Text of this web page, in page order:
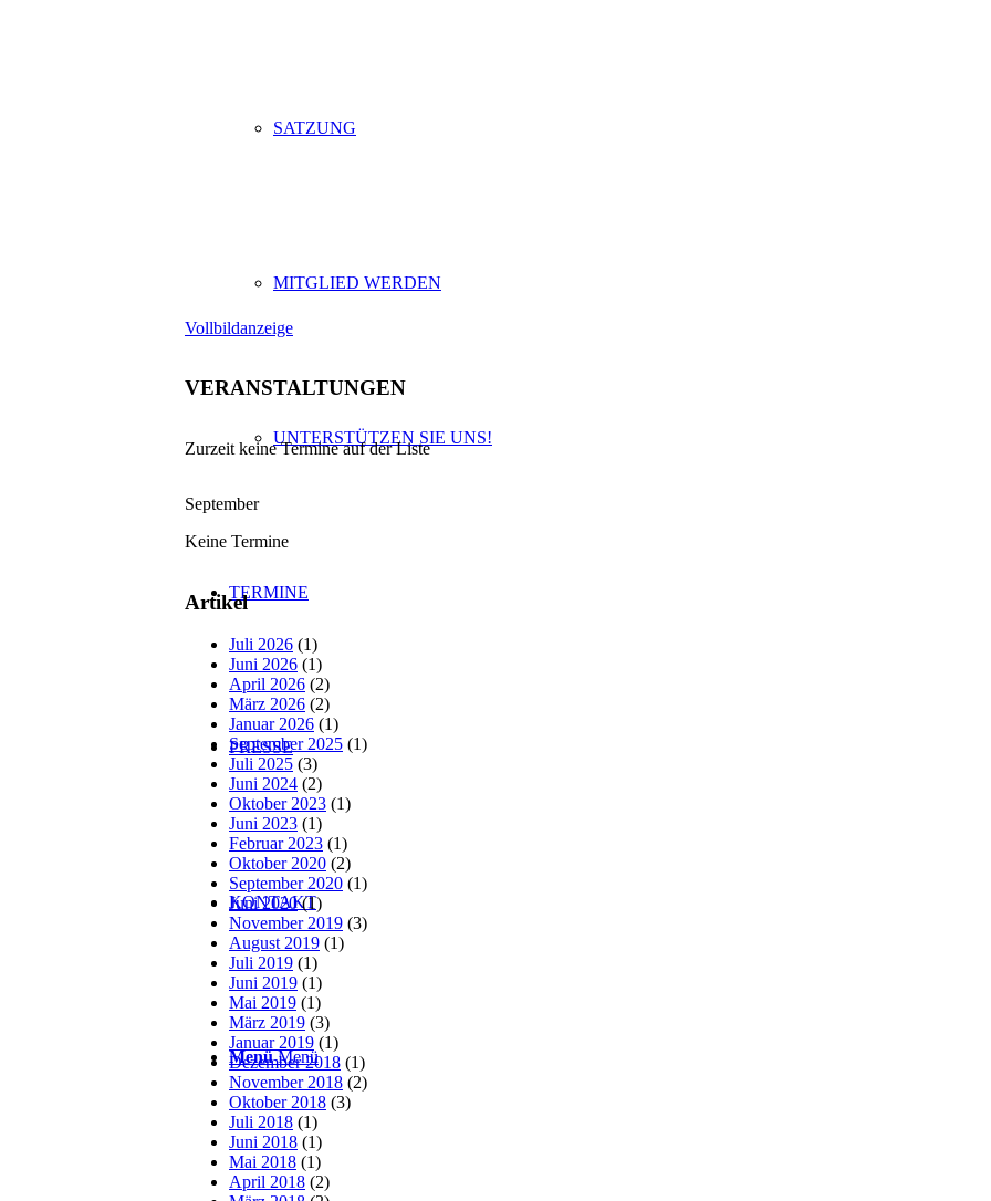
SATZUNG
MITGLIED WERDEN
UNTERSTÜTZEN SIE UNS!
TERMINE
PRESSE
KONTAKT
Menü Menü
Vollbildanzeige
VERANSTALTUNGEN
Zurzeit keine Termine auf der Liste
September
Keine Termine
Artikel
Juli 2026 (1)
Juni 2026 (1)
April 2026 (2)
März 2026 (2)
Januar 2026 (1)
September 2025 (1)
Juli 2025 (3)
Juni 2024 (2)
Oktober 2023 (1)
Juni 2023 (1)
Februar 2023 (1)
Oktober 2020 (2)
September 2020 (1)
Juni 2020(1)
November 2019 (3)
August 2019 (1)
Juli 2019 (1)
Juni 2019 (1)
Mai 2019 (1)
März 2019 (3)
Januar 2019 (1)
Dezember 2018 (1)
November 2018 (2)
Oktober 2018 (3)
Juli 2018 (1)
Juni 2018 (1)
Mai 2018 (1)
April 2018 (2)